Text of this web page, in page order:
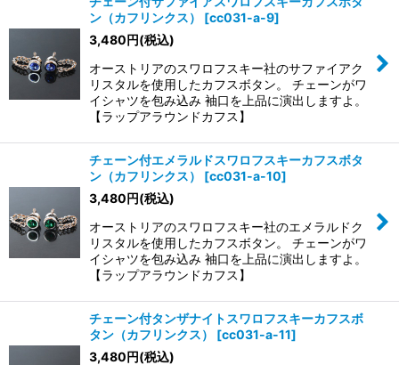
ン（カフリンクス）
[cc031-a-9]
3,480円(税込)
オーストリアのスワロフスキー社のサファイアク
リスタルを使用したカフスボタン。 チェーンがワ
イシャツを包み込み 袖口を上品に演出しますよ。
【ラップアラウンドカフス】
チェーン付エメラルドスワロフスキーカフスボタ
ン（カフリンクス）
[cc031-a-10]
3,480円(税込)
オーストリアのスワロフスキー社のエメラルドク
リスタルを使用したカフスボタン。 チェーンがワ
イシャツを包み込み 袖口を上品に演出しますよ。
【ラップアラウンドカフス】
チェーン付タンザナイトスワロフスキーカフスボ
タン（カフリンクス）
[cc031-a-11]
3,480円(税込)